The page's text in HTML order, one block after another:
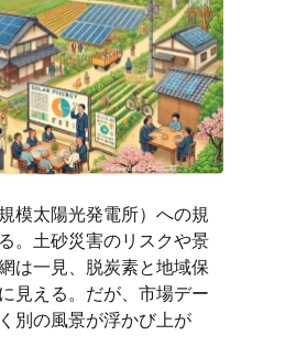
模太陽光発電所）への規
。土砂災害のリスクや景
は一見、脱炭素と地域保
見える。だが、市場デー
別の風景が浮かび上が